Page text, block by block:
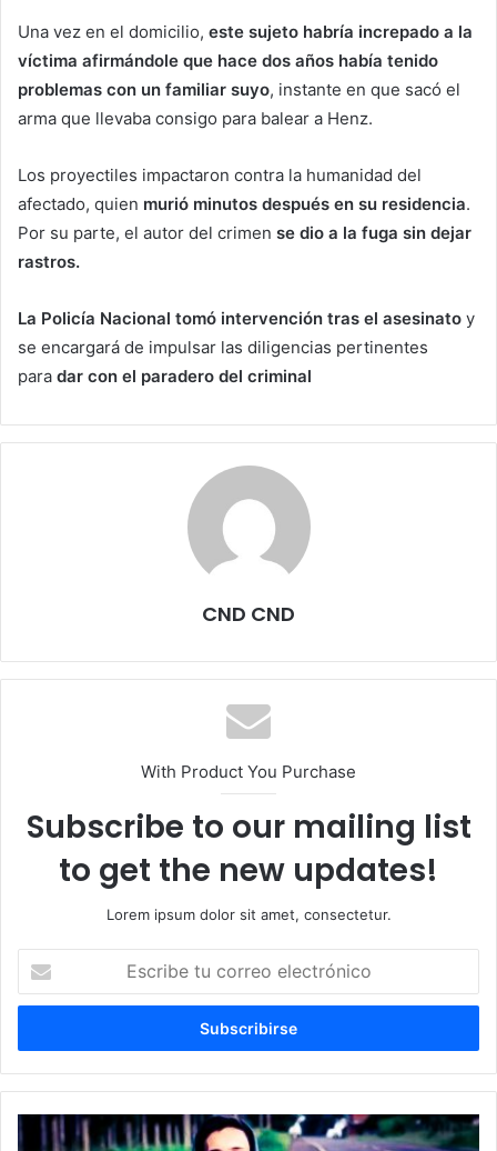
Una vez en el domicilio, este sujeto habría increpado a la
víctima afirmándole que hace dos años había tenido
problemas con un familiar suyo, instante en que sacó el
arma que llevaba consigo para balear a Henz.
Los proyectiles impactaron contra la humanidad del
afectado, quien murió minutos después en su residencia.
Por su parte, el autor del crimen se dio a la fuga sin dejar
rastros.
La Policía Nacional tomó intervención tras el asesinato y
se encargará de impulsar las diligencias pertinentes
para dar con el paradero del criminal
CND CND
With Product You Purchase
Subscribe to our mailing list
to get the new updates!
Lorem ipsum dolor sit amet, consectetur.
correo